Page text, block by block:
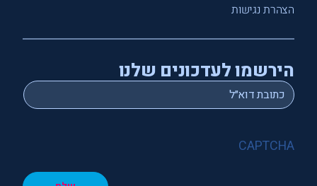
הצהרת נגישות
הירשמו לעדכונים שלנו
Email
*
CAPTCHA